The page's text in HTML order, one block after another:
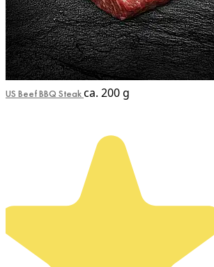
US Beef BBQ Steakca. 200 g